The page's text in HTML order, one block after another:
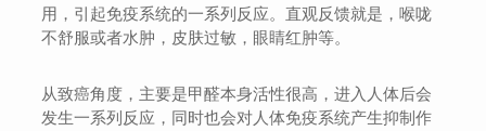
用，引起免疫系统的一系列反应。直观反馈就是，喉咙
不舒服或者水肿，皮肤过敏，眼睛红肿等。
从致癌角度，主要是甲醛本身活性很高，进入人体后会
发生一系列反应，同时也会对人体免疫系统产生抑制作